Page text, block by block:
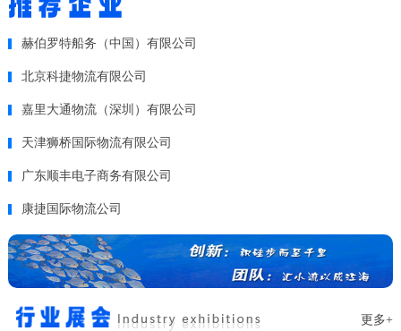
赫伯罗特船务（中国）有限公司
北京科捷物流有限公司
嘉里大通物流（深圳）有限公司
天津狮桥国际物流有限公司
广东顺丰电子商务有限公司
康捷国际物流公司
更多+